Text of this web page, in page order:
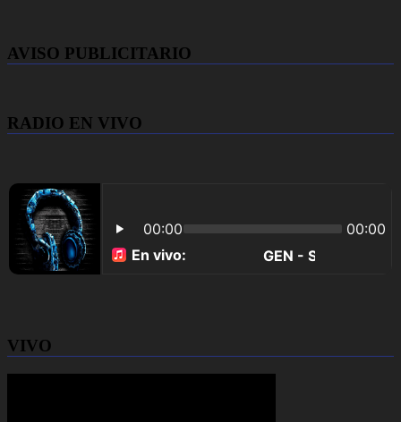
AVISO PUBLICITARIO
RADIO EN VIVO
VIVO